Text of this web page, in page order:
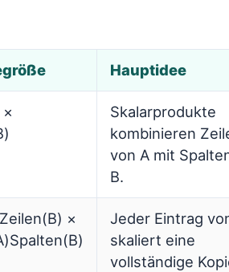
Hauptidee
Skalarprodukte
kombinieren
von A mit
B.
×
Jeder Eintrag
skaliert eine
vollständige